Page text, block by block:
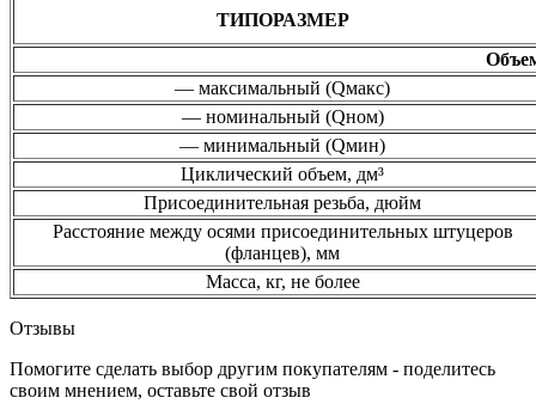
ТИПОРАЗМЕР
— максимальный (Qмакс)
— номинальный (Qном)
— минимальный (Qмин)
Циклический объем, дм³
Присоединительная резьба, дюйм
Расстояние между осями присоединительных штуцеров
(фланцев), мм
Масса, кг, не более
Отзывы
Помогите сделать выбор другим покупателям - поделитесь
своим мнением, оставьте свой отзыв